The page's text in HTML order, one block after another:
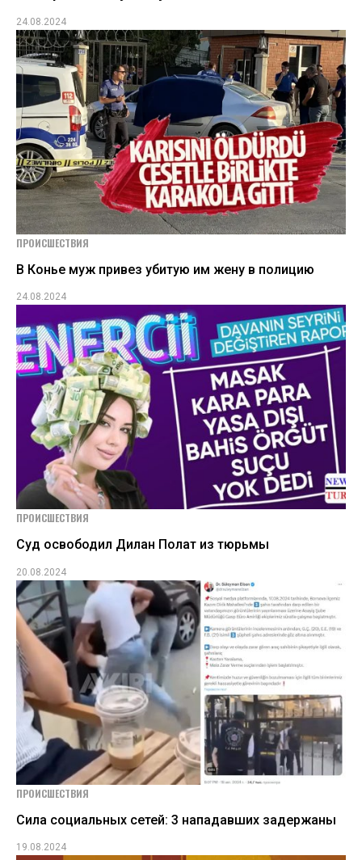
24.08.2024
ПРОИСШЕСТВИЯ
В Конье муж привез убитую им жену в полицию
24.08.2024
ПРОИСШЕСТВИЯ
Суд освободил Дилан Полат из тюрьмы
20.08.2024
ПРОИСШЕСТВИЯ
Сила социальных сетей: 3 нападавших задержаны
19.08.2024